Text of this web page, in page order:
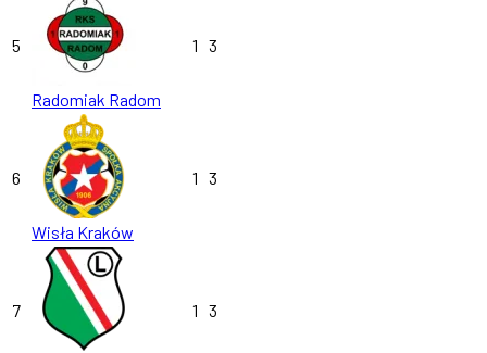
5
Radomiak Radom
1 3
6
Wisła Kraków
1 3
7 1 3